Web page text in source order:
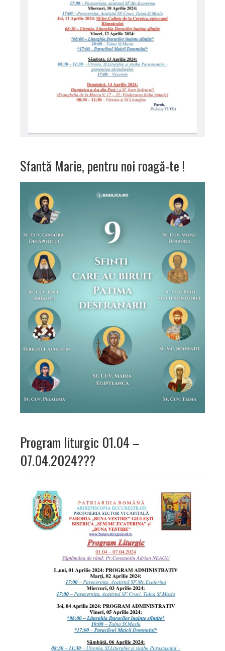
Sfantă Marie, pentru noi roagă-te !
Program liturgic 01.04 –
07.04.2024???